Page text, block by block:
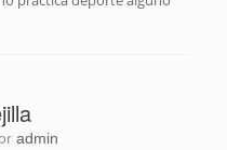
admin